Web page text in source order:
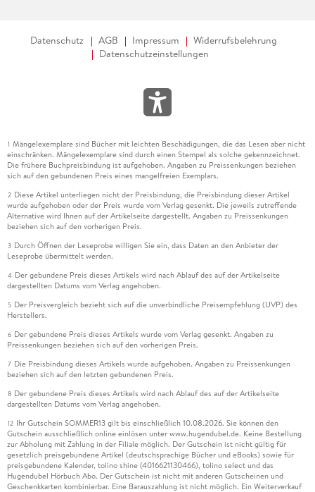
Datenschutz AGB Impressum
Widerrufsbelehrung
Datenschutzeinstellungen
1 Mängelexemplare sind Bücher mit leichten Beschädigungen, die das Lesen aber nicht
einschränken. Mängelexemplare sind durch einen Stempel als solche gekennzeichnet.
Die frühere Buchpreisbindung ist aufgehoben. Angaben zu Preissenkungen beziehen
sich auf den gebundenen Preis eines mangelfreien Exemplars.
2 Diese Artikel unterliegen nicht der Preisbindung, die Preisbindung dieser Artikel
wurde aufgehoben oder der Preis wurde vom Verlag gesenkt. Die jeweils zutreffende
Alternative wird Ihnen auf der Artikelseite dargestellt. Angaben zu Preissenkungen
beziehen sich auf den vorherigen Preis.
3 Durch Öffnen der Leseprobe willigen Sie ein, dass Daten an den Anbieter der
Leseprobe übermittelt werden.
4 Der gebundene Preis dieses Artikels wird nach Ablauf des auf der Artikelseite
dargestellten Datums vom Verlag angehoben.
5 Der Preisvergleich bezieht sich auf die unverbindliche Preisempfehlung (UVP) des
Herstellers.
6 Der gebundene Preis dieses Artikels wurde vom Verlag gesenkt. Angaben zu
Preissenkungen beziehen sich auf den vorherigen Preis.
7 Die Preisbindung dieses Artikels wurde aufgehoben. Angaben zu Preissenkungen
beziehen sich auf den letzten gebundenen Preis.
8 Der gebundene Preis dieses Artikels wird nach Ablauf des auf der Artikelseite
dargestellten Datums vom Verlag angehoben.
12 Ihr Gutschein SOMMER13 gilt bis einschließlich 10.08.2026. Sie können den
Gutschein ausschließlich online einlösen unter www.hugendubel.de. Keine Bestellung
zur Abholung mit Zahlung in der Filiale möglich. Der Gutschein ist nicht gültig für
gesetzlich preisgebundene Artikel (deutschsprachige Bücher und eBooks) sowie für
preisgebundene Kalender, tolino shine (4016621130466), tolino select und das
Hugendubel Hörbuch Abo. Der Gutschein ist nicht mit anderen Gutscheinen und
Geschenkkarten kombinierbar. Eine Barauszahlung ist nicht möglich. Ein Weiterverkauf